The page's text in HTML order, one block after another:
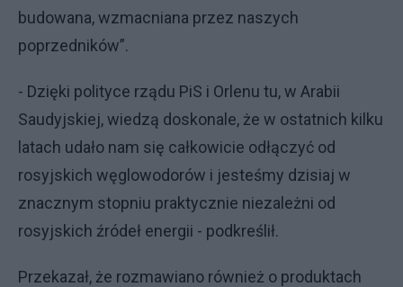
budowana, wzmacniana przez naszych
poprzedników”.
- Dzięki polityce rządu PiS i Orlenu tu, w Arabii
Saudyjskiej, wiedzą doskonale, że w ostatnich kilku
latach udało nam się całkowicie odłączyć od
rosyjskich węglowodorów i jesteśmy dzisiaj w
znacznym stopniu praktycznie niezależni od
rosyjskich źródeł energii - podkreślił.
Przekazał, że rozmawiano również o produktach